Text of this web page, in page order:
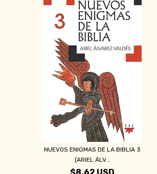
NUEVOS ENIGMAS DE LA BIBLIA 3
(ARIEL ÁLV...